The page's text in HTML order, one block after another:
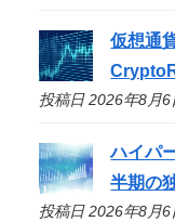
仮想通
投稿日 2026年8月6
ハイパ
半期の
投稿日 2026年8月6